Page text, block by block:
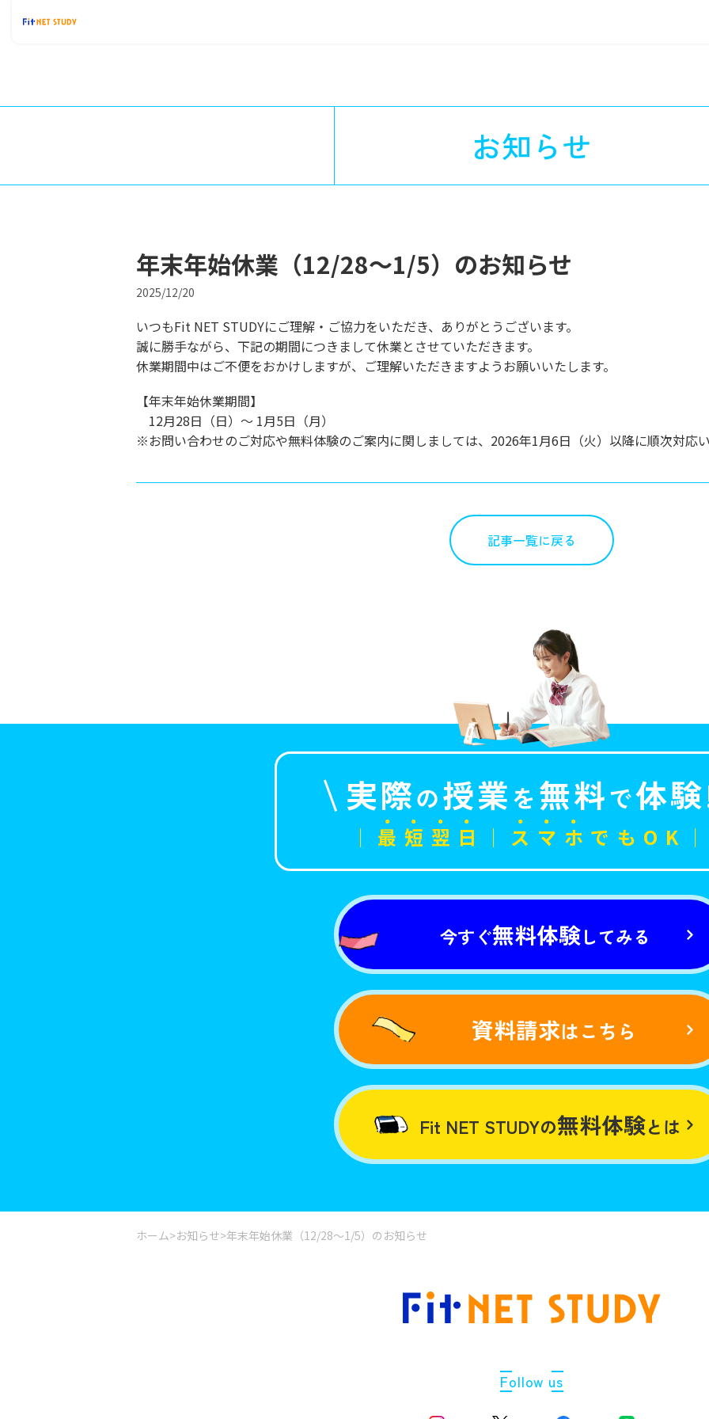
お知らせ
年末年始休業（12/28～1/5）のお知らせ
2025/12/20
いつもFit NET STUDYにご理解・ご協力をいただき、ありがとうございます。
誠に勝手ながら、下記の期間につきまして休業とさせていただきます。
休業期間中はご不便をおかけしますが、ご理解いただきますようお願いいたします。
【年末年始休業期間】
12月28日（日）～ 1月5日（月）
※お問い合わせのご対応や無料体験のご案内に関しましては、2026年1月6日（火）以降に順次対応
記事一覧に戻る
実際の授業を無料で体
｜ 最 短 翌 日 ｜ ス マ ホ でもOK
今すぐ無料体験してみる
資料請求はこちら
Fit NET STUDYの無料体験とは
ホーム>お知らせ>年末年始休業（12/28～1/5）のお知らせ
Follow us